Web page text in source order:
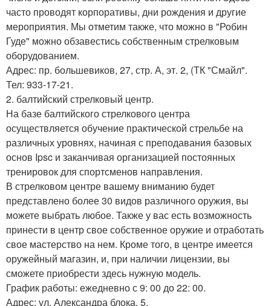
часто проводят корпоративы, дни рождения и другие
мероприятия. Мы отметим также, что можно в "Робин
Гуде" можно обзавестись собственным стрелковым
оборудованием.
Адрес: пр. большевиков, 27, стр. А, эт. 2, (ТК "Смайл".
Тел: 933-17-21.
2. балтийский стрелковый центр.
На базе балтийского стрелкового центра
осуществляется обучение практической стрельбе на
различных уровнях, начиная с преподавания базовых
основ Ipsc и заканчивая организацией постоянных
тренировок для спортсменов направления.
В стрелковом центре вашему вниманию будет
представлено более 30 видов различного оружия, вы
можете выбрать любое. Также у вас есть возможность
принести в центр свое собственное оружие и отработать
свое мастерство на нем. Кроме того, в центре имеется
оружейный магазин, и, при наличии лицензии, вы
сможете приобрести здесь нужную модель.
График работы: ежедневно с 9: 00 до 22: 00.
Адрес: ул. Александра блока, 5.